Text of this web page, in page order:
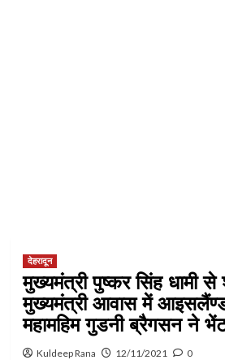
देहरादून
मुख्यमंत्री पुष्कर सिंह धामी से
मुख्यमंत्री आवास में
महामहिम गुडनी ब्रैगसन ने
Kuldeep Rana 12/11/2021 0